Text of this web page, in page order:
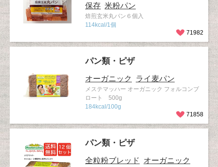
保存 米粉パン
焙煎玄米丸パン６個入
114kcal/1個
71982
パン類・ピザ
オーガニック ライ麦パン
メステマッハー オーガニック フォルコンブ
ロート 500g
184kcal/100g
71858
パン類・ピザ
全粒粉ブレッド オーガニック